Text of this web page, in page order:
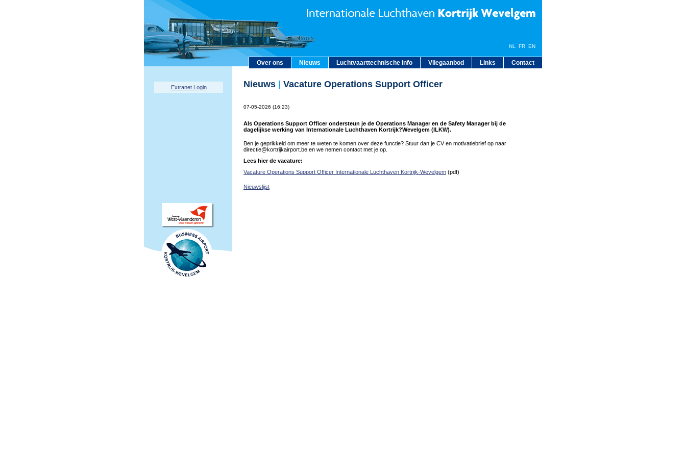
Over ons Nieuws Luchtvaarttechnische info Vliegaanbod Links Contact
NL FR EN
Extranet Login Nieuws Vacature Operations Support Officer
07-05-2026 (16:23)
Als Operations Support Officer ondersteun je de Operations Manager en de Safety Manager bij de
dagelijkse werking van Internationale Luchthaven Kortrijk?Wevelgem (ILKW).
Ben je geprikkeld om meer te weten te komen over deze functie? Stuur dan je CV en motivatiebrief op naar
directie@kortrijkairport.be en we nemen contact met je op.
Lees hier de vacature:
Vacature Operations Support Officer Internationale Luchthaven Kortrijk-Wevelgem (pdf)
Nieuwslijst